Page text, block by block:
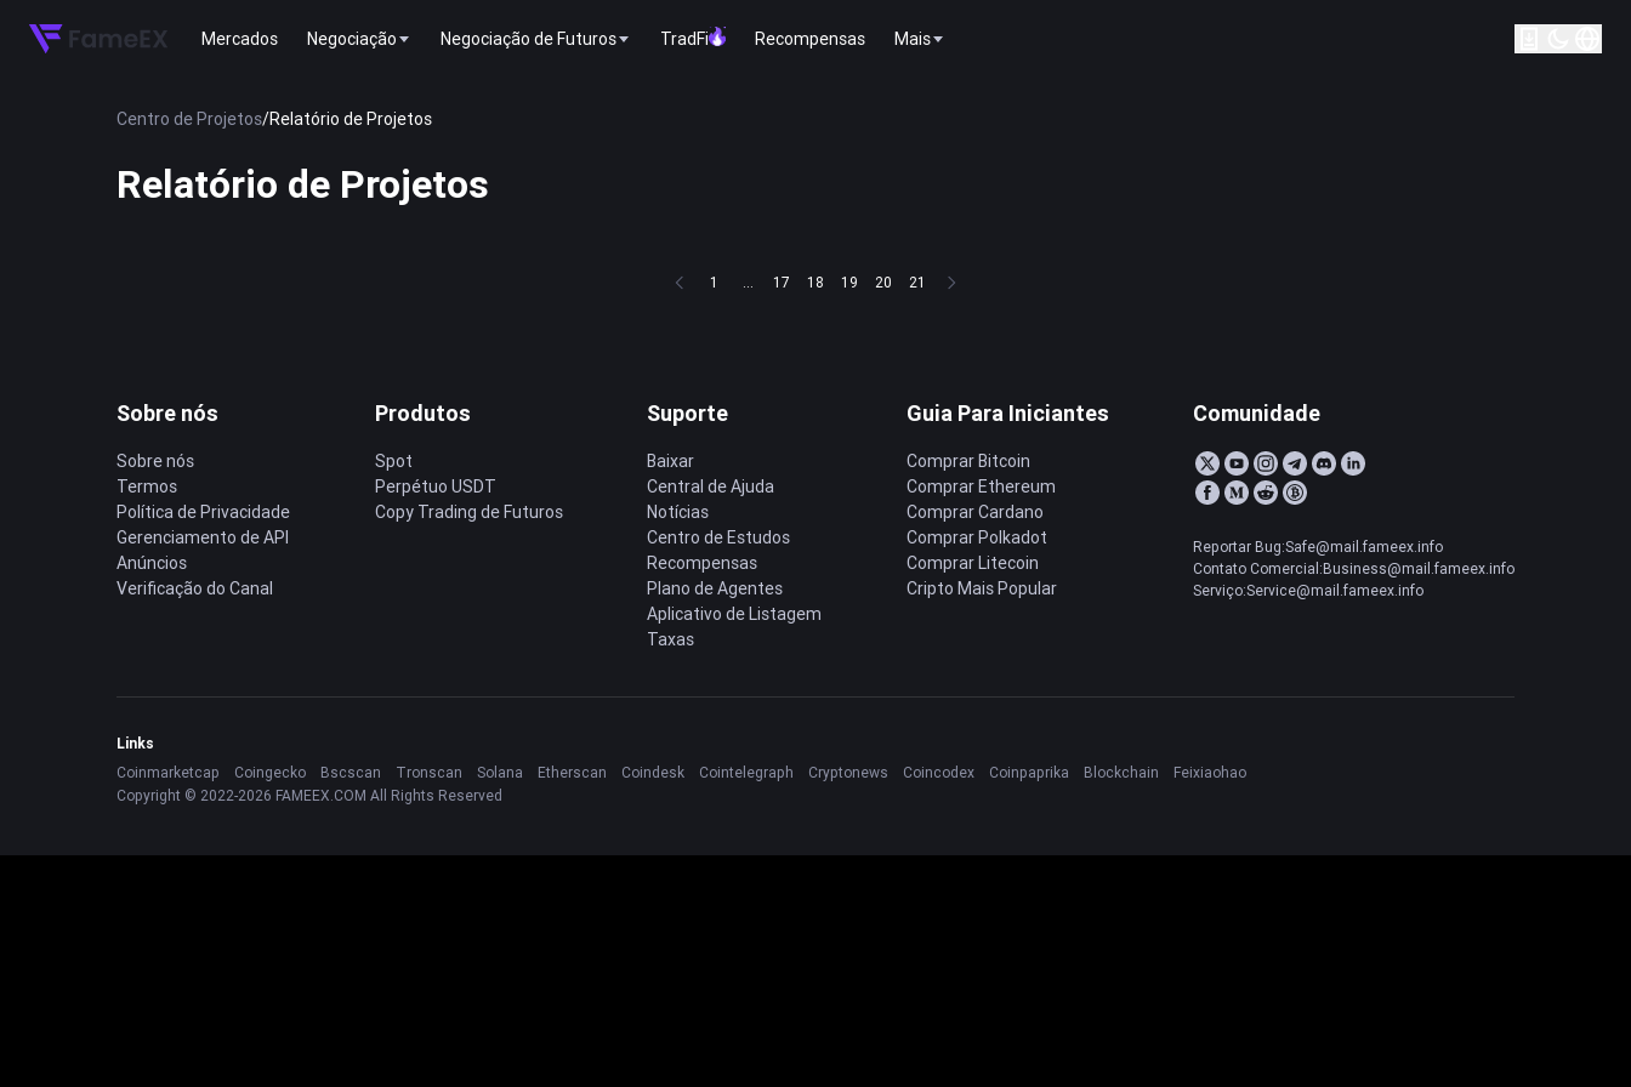
Mercados Negociação Negociação de Futuros TradFi Recompensas Mais
Centro de Projetos/Relatório de Projetos
Relatório de Projetos
1 ... 17 18 19 20 21
Sobre nós
Sobre nós
Termos
Política de Privacidade
Gerenciamento de API
Anúncios
Verificação do Canal
Produtos
Spot
Perpétuo USDT
Copy Trading de Futuros
Suporte
Baixar
Central de Ajuda
Notícias
Centro de Estudos
Recompensas
Plano de Agentes
Aplicativo de Listagem
Taxas
Guia Para Iniciantes
Comprar Bitcoin
Comprar Ethereum
Comprar Cardano
Comprar Polkadot
Comprar Litecoin
Cripto Mais Popular
Comunidade
Reportar Bug:Safe@mail.fameex.info
Contato Comercial:Business@mail.fameex.info
Serviço:Service@mail.fameex.info
Links
Coinmarketcap
Coingecko Bscscan Tronscan Solana Etherscan Coindesk Cointelegraph Cryptonews Coincodex Coinpaprika Blockchain
Feixiaohao
Copyright © 2022-2026 FAMEEX.COM All Rights Reserved